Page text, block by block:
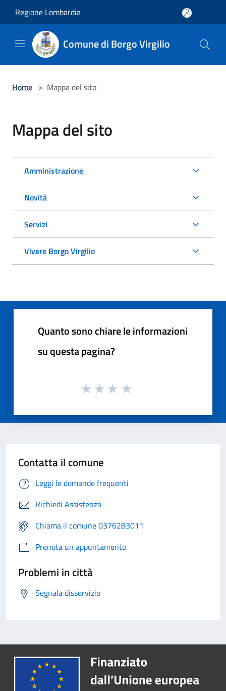
Regione Lombardia
Comune di Borgo Virgilio
Home > Mappa del sito
Mappa del sito
Amministrazione
Novità
Servizi
Vivere Borgo Virgilio
Quanto sono chiare le informazioni
su questa pagina?
Contatta il comune
Leggi le domande frequenti
Richiedi Assistenza
Chiama il comune 0376283011
Prenota un appuntamento
Problemi in città
Segnala disservizio